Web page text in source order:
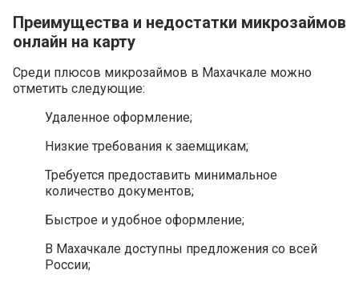
Преимущества и недостатки микрозаймов
онлайн на карту
Среди плюсов микрозаймов в Махачкале можно
отметить следующие:
Удаленное оформление;
Низкие требования к заемщикам;
Требуется предоставить минимальное
количество документов;
Быстрое и удобное оформление;
В Махачкале доступны предложения со всей
России;